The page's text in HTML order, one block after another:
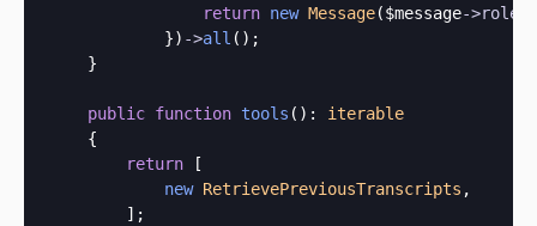
return new Message($message->role
            })
->all ();
    }
public function tools (): iterable
    {
return [
new RetrievePreviousTranscripts ,
        ];